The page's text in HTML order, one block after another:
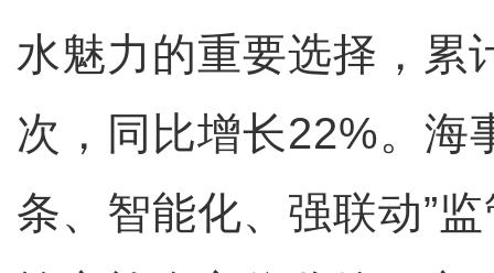
水魅力的重要选择，累
次，同比增长22%。海
条、智能化、强联动”